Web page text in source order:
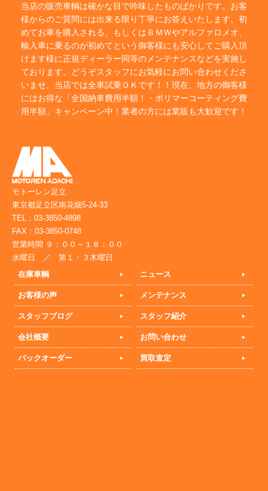
当店の販売車輌は確かな目で吟味したものばかりです。お客
様からのご質問には出来る限り丁寧にお答えいたします。初
めてお車を購入される、もしくはＢＭＷやアルファロメオ、
輸入車に乗るのが初めてという御客様にも安心してご購入頂
けます様に正規ディーラー同等のメンテナンスなどを実施し
ております。どうぞスタッフにお気軽にお問い合わせくださ
いませ。当店では全車試乗ＯＫです！！現在、地方の御客様
にはお得な「全国納車費用半額！・ポリマーコーティング費
用半額」キャンペーン中！業者の方には業販も大歓迎です！
モトーレン足立
東京都足立区南花畑5-24-33
TEL：03-3850-4898
FAX：03-3850-0748
営業時間 ９：００～１８：００
水曜日 ／ 第１・３木曜日
在庫車輌
ニュース
お客様の声 メンテナンス
スタッフブログ スタッフ紹介
会社概要 お問い合わせ
バックオーダー 買取査定